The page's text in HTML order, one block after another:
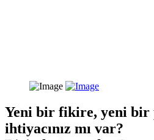
Yeni bir fikire, yeni bir
ihtiyacınız mı var?